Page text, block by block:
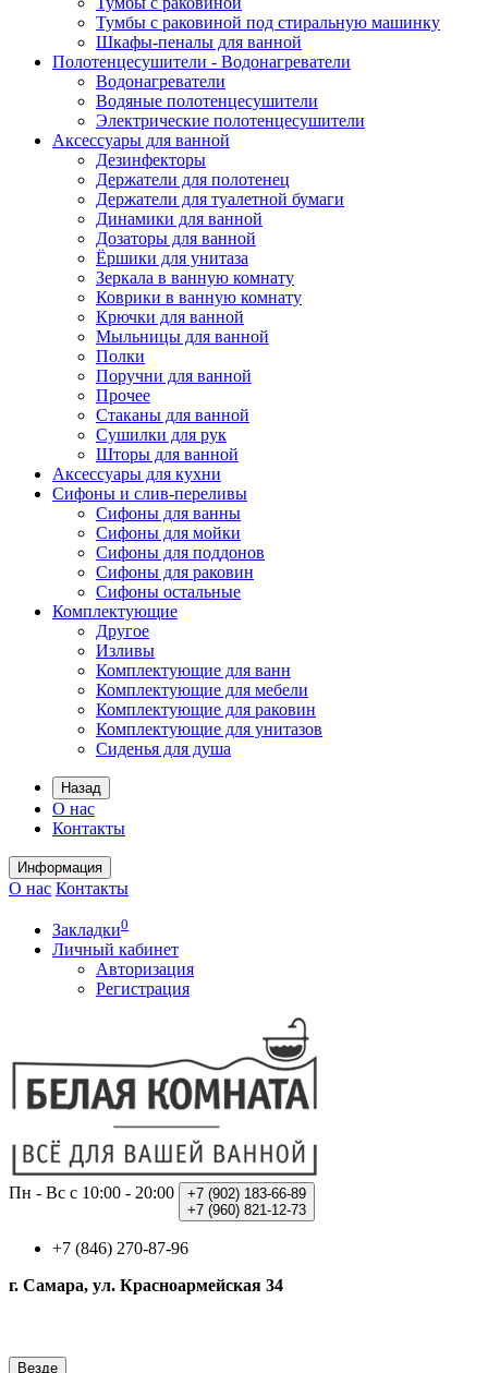
Тумбы с раковиной под стиральную машинку
Шкафы-пеналы для ванной
Полотенцесушители - Водонагреватели
Водонагреватели
Водяные полотенцесушители
Электрические полотенцесушители
Аксессуары для ванной
Дезинфекторы
Держатели для полотенец
Держатели для туалетной бумаги
Динамики для ванной
Дозаторы для ванной
Ёршики для унитаза
Зеркала в ванную комнату
Коврики в ванную комнату
Крючки для ванной
Мыльницы для ванной
Полки
Поручни для ванной
Прочее
Стаканы для ванной
Сушилки для рук
Шторы для ванной
Аксессуары для кухни
Сифоны и слив-переливы
Сифоны для ванны
Сифоны для мойки
Сифоны для поддонов
Сифоны для раковин
Сифоны остальные
Комплектующие
Другое
Изливы
Комплектующие для ванн
Комплектующие для мебели
Комплектующие для раковин
Комплектующие для унитазов
Сиденья для душа
Назад
О нас
Контакты
Информация
О нас Контакты
Закладки0
Личный кабинет
Авторизация
Регистрация
Пн - Вс с 10:00 - 20:00 +7 (902) 183-66-89
+7 (960) 821-12-73
+7 (846) 270-87-96
г. Самара, ул. Красноармейская 34
Везде